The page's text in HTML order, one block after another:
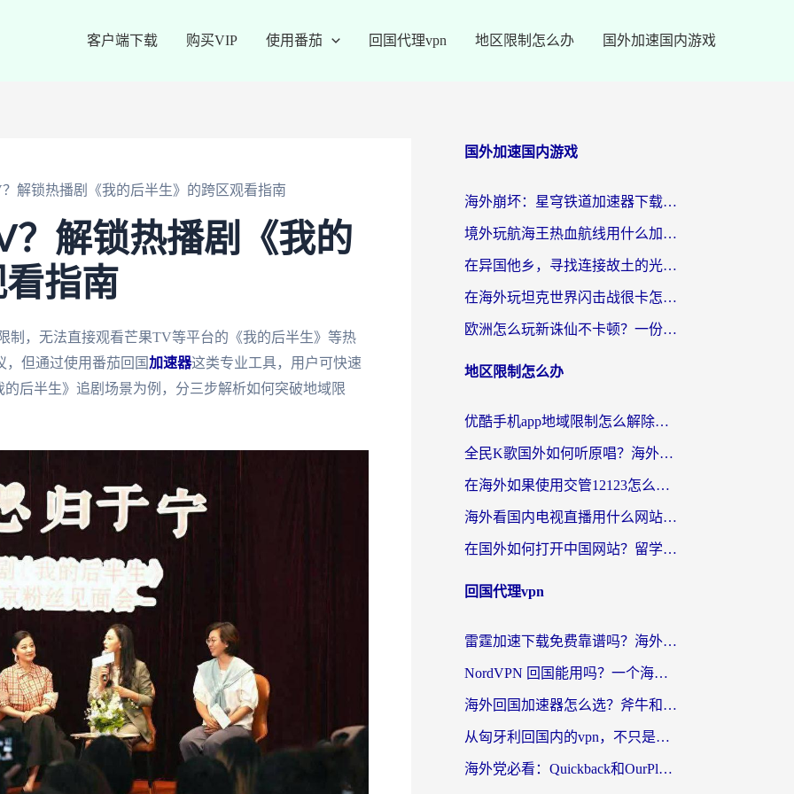
客户端下载 购买VIP 使用番茄 回国代理vpn 地区限制怎么办 国外加速国内游戏
解锁热播剧《我的后半生》的跨区观看指南
？解锁热播剧《我的
指南
制，无法直接观看芒果TV等平台的《我的后半生》等热
但通过使用番茄回国加速器这类专业工具，用户可快速
后半生》追剧场景为例，分三步解析如何突破地域限
国外加速国内游戏
海外崩坏：星穹铁道加速器下载安装：一份给游子的终极网络指南
境外玩航海王热血航线用什么加速器？2026海外玩家实测最优方案（附欧洲问道堡垒前线加速技巧）
在异国他乡，寻找连接故土的光明大陆免费加速器
在海外玩坦克世界闪击战很卡怎么办？老玩家亲测有效的加速器选择指南
欧洲怎么玩新诛仙不卡顿？一份给海外游子的国服游戏畅玩指南
地区限制怎么办
优酷手机app地域限制怎么解除？海外党亲测有效的追剧方案
全民K歌国外如何听原唱？海外党亲测有效的回国加速器选择指南
在海外如果使用交管12123怎么处理？留学生亲测有效的回国加速方案
海外看国内电视直播用什么网站比较好？一篇解决你所有追剧难题的实用指南
在国外如何打开中国网站？留学生与海外华人的无缝访问指南
回国代理vpn
雷霆加速下载免费靠谱吗？海外党选回国加速器的避坑指南（附热门工具对比）
NordVPN 回国能用吗？一个海外用户必须面对的真实困境
海外回国加速器怎么选？斧牛和海龟哪个好？一篇帮你避开坑的实用指南
从匈牙利回国内的vpn，不只是为了刷剧那么简单
海外党必看：Quickback和OurPlay好用吗？3分钟选对回国加速器，无缝刷剧玩游戏